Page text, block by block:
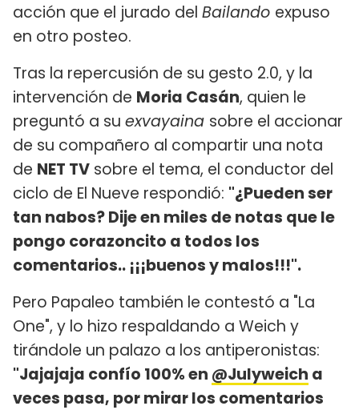
acción que el jurado del Bailando expuso
en otro posteo.
Tras la repercusión de su gesto 2.0, y la
intervención de Moria Casán, quien le
preguntó a su exvayaina sobre el accionar
de su compañero al compartir una nota
de NET TV sobre el tema, el conductor del
ciclo de El Nueve respondió: "¿Pueden ser
tan nabos? Dije en miles de notas que le
pongo corazoncito a todos los
comentarios.. ¡¡¡buenos y malos!!!".
Pero Papaleo también le contestó a "La
One", y lo hizo respaldando a Weich y
tirándole un palazo a los antiperonistas:
"Jajajaja confío 100% en @Julyweich a
veces pasa, por mirar los comentarios